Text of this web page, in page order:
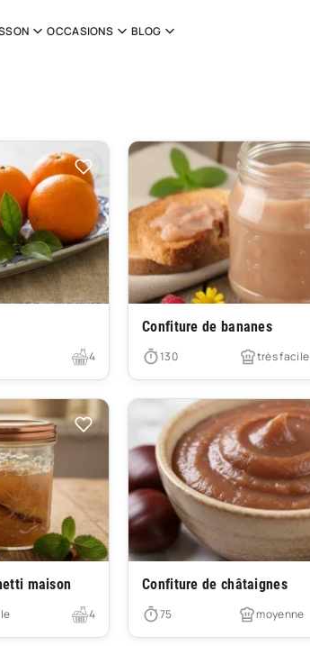
OCCASIONS BLOG
4
Très facile
Confiture de bananes
130 très facile
maison
4
Très facile
Confiture de châtaignes
75 moyenne